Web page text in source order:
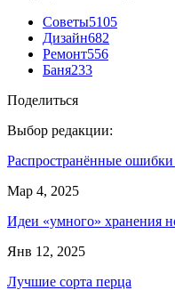
Советы5105
Дизайн682
Ремонт556
Баня233
Поделиться
Выбор редакции:
Распространённые
Мар 4, 2025
Идеи «умного» хранения
Янв 12, 2025
Лучшие сорта перца